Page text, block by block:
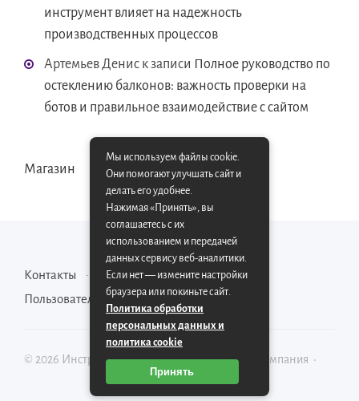
инструмент влияет на надежность
производственных процессов
Артемьев Денис к записи Полное руководство по
остеклению балконов: важность проверки на
ботов и правильное взаимодействие с сайтом
Магазин
Контакты
Карта сайта
Пользовательское соглашение
© 2026 Инструментально-производственная компания ·
Мы используем файлы cookie.
Они помогают улучшать сайт и
делать его удобнее.
Нажимая «Принять», вы
соглашаетесь с их
использованием и передачей
данных сервису веб-аналитики.
Если нет — измените настройки
браузера или покиньте сайт.
Политика обработки
персональных данных и
политика cookie
Принять